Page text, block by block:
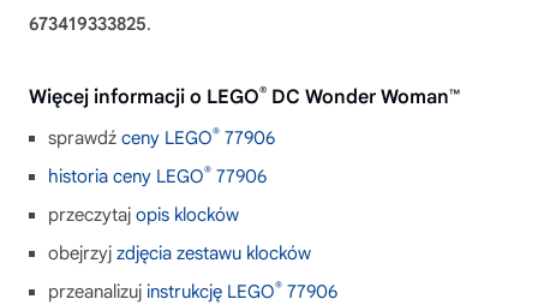
673419333825.
Więcej informacji o LEGO® DC Wonder Woman™
sprawdź ceny LEGO® 77906
historia ceny LEGO® 77906
przeczytaj opis klocków
obejrzyj zdjęcia zestawu klocków
przeanalizuj instrukcję LEGO® 77906